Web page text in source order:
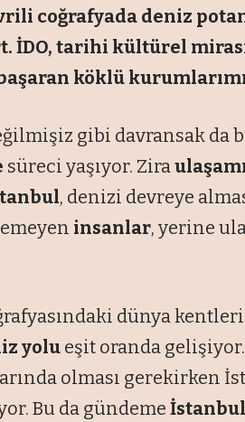
coğrafyada deniz
İDO, tarihi kültürel
köklü
gibi davransak da
süreci yaşıyor. Zira
, denizi devreye
insanlar, yerine
dünya
yolu eşit oranda
olması gerekirken
Bu da gündeme